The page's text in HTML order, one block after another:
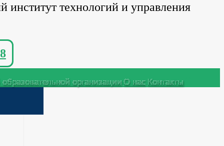
институт технологий и управления
организацииО нас Контакты